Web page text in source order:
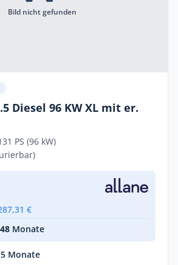
Bild nicht gefunden
Diesel 96 KW XL mit er.
PS (96 kW)
€
Monate
Monate